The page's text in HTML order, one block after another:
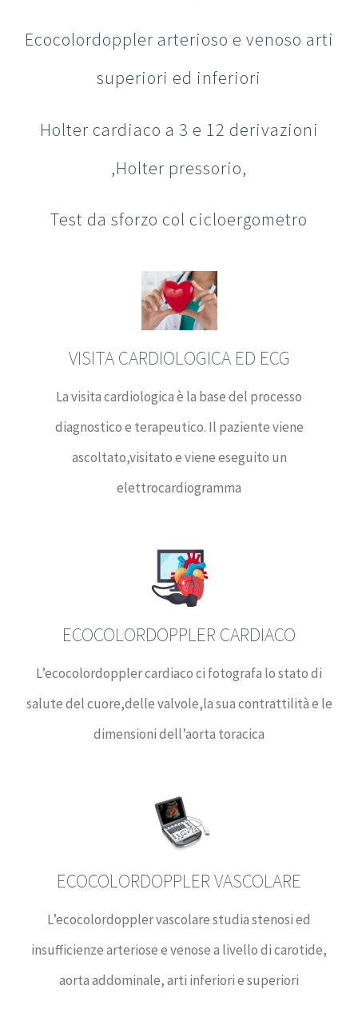
Ecocolordoppler arterioso e venoso arti
superiori ed inferiori
Holter cardiaco a 3 e 12 derivazioni
,Holter pressorio,
Test da sforzo col cicloergometro
VISITA CARDIOLOGICA ED ECG
La visita cardiologica è la base del processo
diagnostico e terapeutico. Il paziente viene
ascoltato,visitato e viene eseguito un
elettrocardiogramma
ECOCOLORDOPPLER CARDIACO
L’ecocolordoppler cardiaco ci fotografa lo stato di
salute del cuore,delle valvole,la sua contrattilità e le
dimensioni dell’aorta toracica
ECOCOLORDOPPLER VASCOLARE
L’ecocolordoppler vascolare studia stenosi ed
insufficienze arteriose e venose a livello di carotide,
aorta addominale, arti inferiori e superiori